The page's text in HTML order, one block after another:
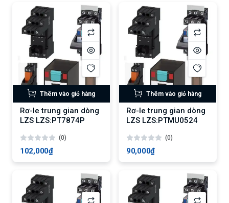
Thêm vào giỏ hàng
Rơ-le trung gian dòng
LZS LZS:PT7874P
(0)
102,000₫
Thêm vào giỏ hàng
Rơ-le trung gian dòng
LZS LZS:PTMU0524
(0)
90,000₫